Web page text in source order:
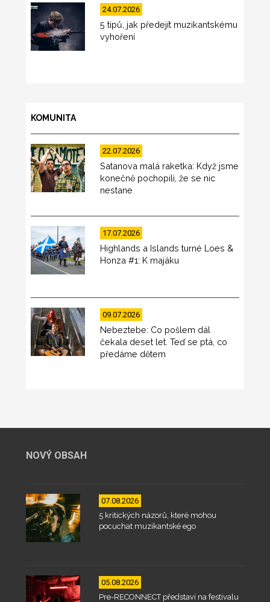
24.07.2026
5 tipů, jak předejít muzikantskému
vyhoření
KOMUNITA
22.07.2026
Satanova malá raketka: Když jsme
konečně pochopili, že se nic
nestane
17.07.2026
Highlands a Islands turné Loes &
Honza #1: K majáku
09.07.2026
Nebeztebe: Co pošlem dál
čekala deset let. Teď se ptá, co
předáme dětem
NOVÝ OBSAH
07.08.2026
5 kritických názorů, které mohou
pocuchat muzikantské ego
05.08.2026
Pre-RECONNECT představí na festivalu